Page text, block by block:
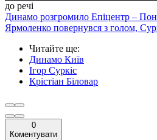
до речі
Динамо розгромило Епіцентр –
Ярмоленко повернувся з голом,
Читайте ще:
Динамо Київ
Ігор Суркіс
Крістіан Біловар
0
Коментувати